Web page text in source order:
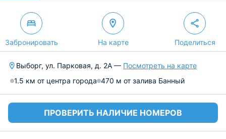
Забронировать На карте Поделиться
Выборг, ул. Парковая, д. 2А — Посмотреть на карте
1.5 км от центра города 470 м от залива Банный
ПРОВЕРИТЬ НАЛИЧИЕ НОМЕРОВ